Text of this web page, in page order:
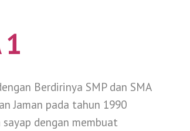
Berdirinya SMP dan SMA
Jaman pada tahun 1990
dengan membuat